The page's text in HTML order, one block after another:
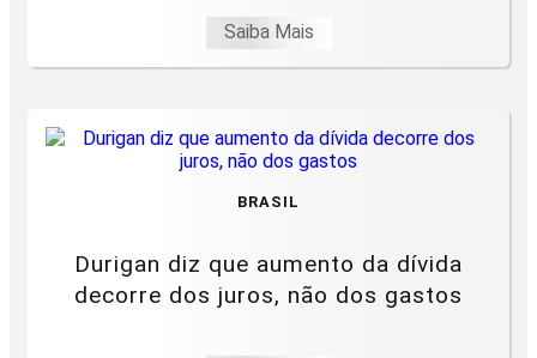
Saiba Mais
BRASIL
Durigan diz que aumento da dívida
decorre dos juros, não dos gastos